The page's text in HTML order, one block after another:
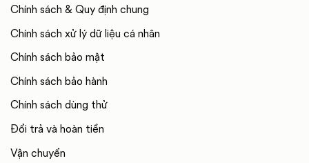
Chính sách & Quy định chung
Chính sách xử lý dữ liệu cá nhân
Chính sách bảo mật
Chính sách bảo hành
Chính sách dùng thử
Đổi trả và hoàn tiền
Vận chuyển